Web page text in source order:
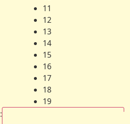
11
12
13
14
15
16
17
18
19
: